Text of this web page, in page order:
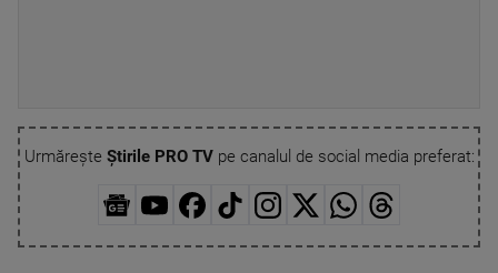
Urmărește Știrile PRO TVpe canalul de social media preferat: